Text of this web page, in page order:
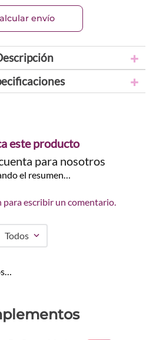
envío
este producto
para nosotros
el resumen…
para escribir un comentario.
Todos